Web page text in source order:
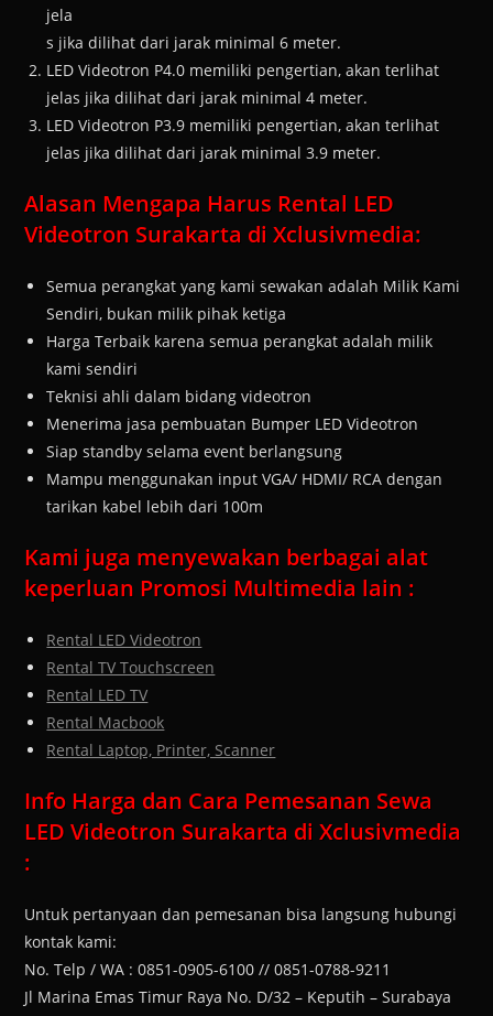
jela
s jika dilihat dari jarak minimal 6 meter.
LED Videotron P4.0 memiliki pengertian, akan terlihat
jelas jika dilihat dari jarak minimal 4 meter.
LED Videotron P3.9 memiliki pengertian, akan terlihat
jelas jika dilihat dari jarak minimal 3.9 meter.
Alasan Mengapa Harus Rental LED
Videotron Surakarta di Xclusivmedia:
Semua perangkat yang kami sewakan adalah Milik Kami
Sendiri, bukan milik pihak ketiga
Harga Terbaik karena semua perangkat adalah milik
kami sendiri
Teknisi ahli dalam bidang videotron
Menerima jasa pembuatan Bumper LED Videotron
Siap standby selama event berlangsung
Mampu menggunakan input VGA/ HDMI/ RCA dengan
tarikan kabel lebih dari 100m
Kami juga menyewakan berbagai alat
keperluan Promosi Multimedia lain :
Rental LED Videotron
Rental TV Touchscreen
Rental LED TV
Rental Macbook
Rental Laptop, Printer, Scanner
Info Harga dan Cara Pemesanan Sewa
LED Videotron Surakarta di Xclusivmedia
:
Untuk pertanyaan dan pemesanan bisa langsung hubungi
kontak kami:
No. Telp / WA : 0851-0905-6100 // 0851-0788-9211
Jl Marina Emas Timur Raya No. D/32 – Keputih – Surabaya